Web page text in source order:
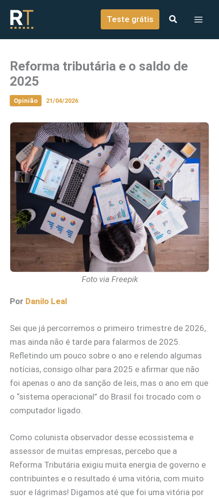
conteúdo
Teste grátis
Reforma tributária e o saldo de
2025
Opinião 21/04/2026
Foto via Freepik
Por Danilo Leal
Sei que já percorremos o primeiro trimestre de 2026,
mas ainda não é tarde para falarmos de 2025.
Refletindo um pouco sobre o ano e relendo algumas
notícias, consigo olhar para 2025 e afirmar que não
foi apenas o ano da sanção de leis, mas o ano em que
o “sistema operacional” do Brasil foi trocado com o
computador ligado.
Como colunista observador desse ecossistema e
assessor de muitas empresas, percebo que a
Reforma Tributária exigiu muita energia de governo e
contribuintes e o resultado é uma vitória, com muito
suor e lágrimas! Digamos até que foi uma vitória por